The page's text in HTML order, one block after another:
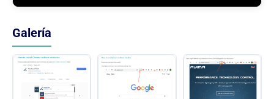
Galería